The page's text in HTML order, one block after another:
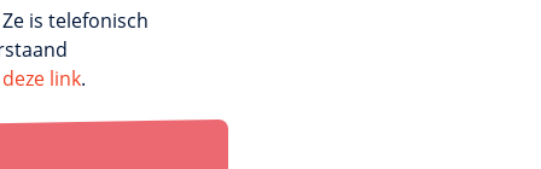
is telefonisch
link.